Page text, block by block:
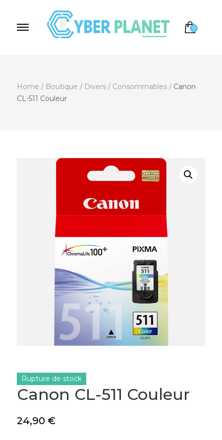
0
Home / Boutique / Divers / Consommables / Canon
CL-511 Couleur
Canon CL-511 Couleur
24,90 €
Rupture de stock